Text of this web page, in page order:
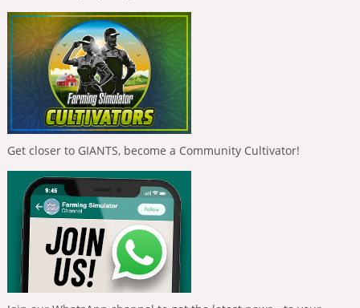
Get closer to GIANTS, become a Community Cultivator!